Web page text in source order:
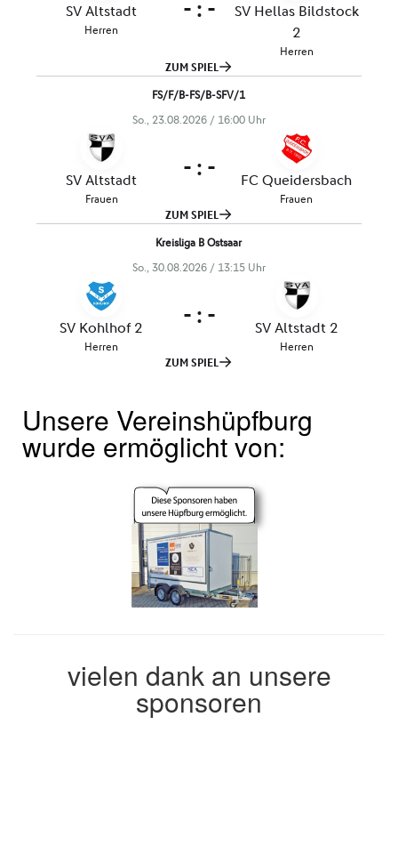
Unsere Vereinshüpfburg
wurde ermöglicht von:
vielen dank an unsere
sponsoren